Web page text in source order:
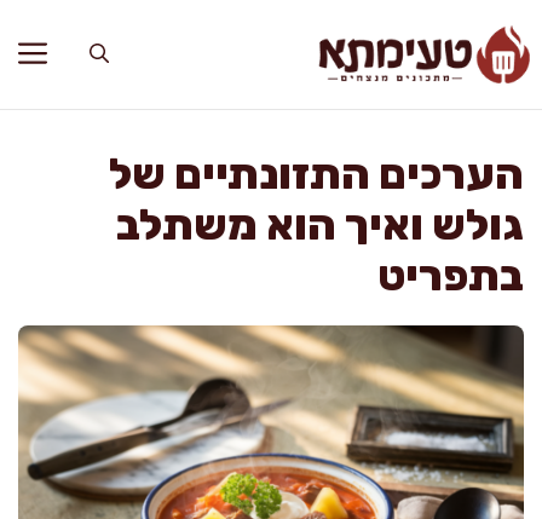
לתוכן
הערכים התזונתיים של
גולש ואיך הוא משתלב
בתפריט